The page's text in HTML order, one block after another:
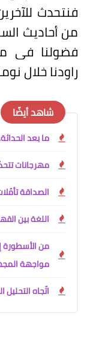
فنتحدث
من أحاديث
فضولنا في
راودنا خلال
شاهد أيضًا
ما بعد
مهرجانات
الصداقة
اللغة بين
من الأسطورة
مواجهة
اتّجاه